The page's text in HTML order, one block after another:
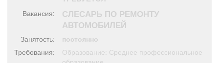
Поздравления
Вакансия:
СЛЕСАРЬ ПО РЕМОНТУ
АВТОМОБИЛЕЙ
Занятость:
постоянно
Требования:
Образование: Среднее профессиональное